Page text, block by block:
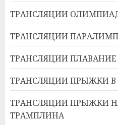
ТРАНСЛЯЦИИ
ТРАНСЛЯЦИИ
ТРАНСЛЯЦИИ ПЛАВАНИЕ
ТРАНСЛЯЦИИ ПРЫЖКИ В
ТРАНСЛЯЦИИ ПРЫЖКИ
ТРАМПЛИНА